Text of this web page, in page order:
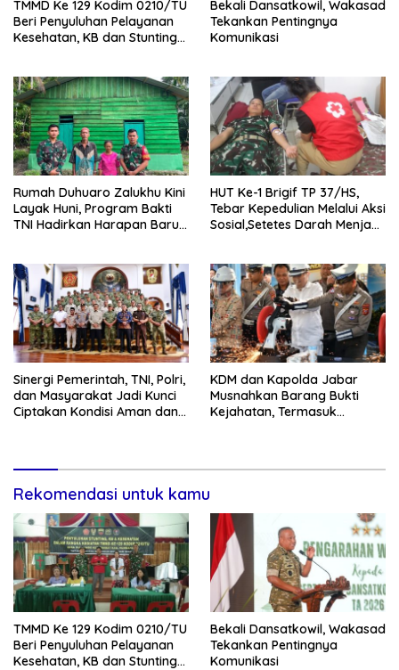
TMMD Ke 129 Kodim 0210/TU
Beri Penyuluhan Pelayanan
Kesehatan, KB dan Stunting
Bekali Dansatkowil, Wakasad
Tekankan Pentingnya
Komunikasi
Rumah Duhuaro Zalukhu Kini
Layak Huni, Program Bakti
TNI Hadirkan Harapan Baru
HUT Ke-1 Brigif TP 37/HS,
Tebar Kepedulian Melalui Aksi
Sosial,Setetes Darah Menjadi
Sinergi Pemerintah, TNI, Polri,
dan Masyarakat Jadi Kunci
Ciptakan Kondisi Aman dan
KDM dan Kapolda Jabar
Musnahkan Barang Bukti
Kejahatan, Termasuk
Rekomendasi untuk kamu
TMMD Ke 129 Kodim 0210/TU
Beri Penyuluhan Pelayanan
Kesehatan, KB dan Stunting
Bekali Dansatkowil, Wakasad
Tekankan Pentingnya
Komunikasi